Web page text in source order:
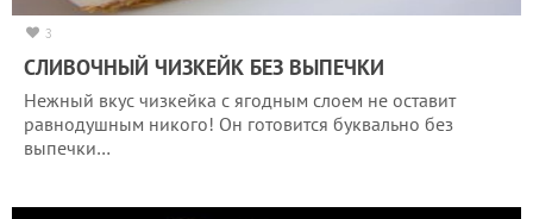
3
СЛИВОЧНЫЙ ЧИЗКЕЙК БЕЗ ВЫПЕЧКИ
Нежный вкус чизкейка с ягодным слоем не оставит
равнодушным никого! Он готовится буквально без
выпечки…